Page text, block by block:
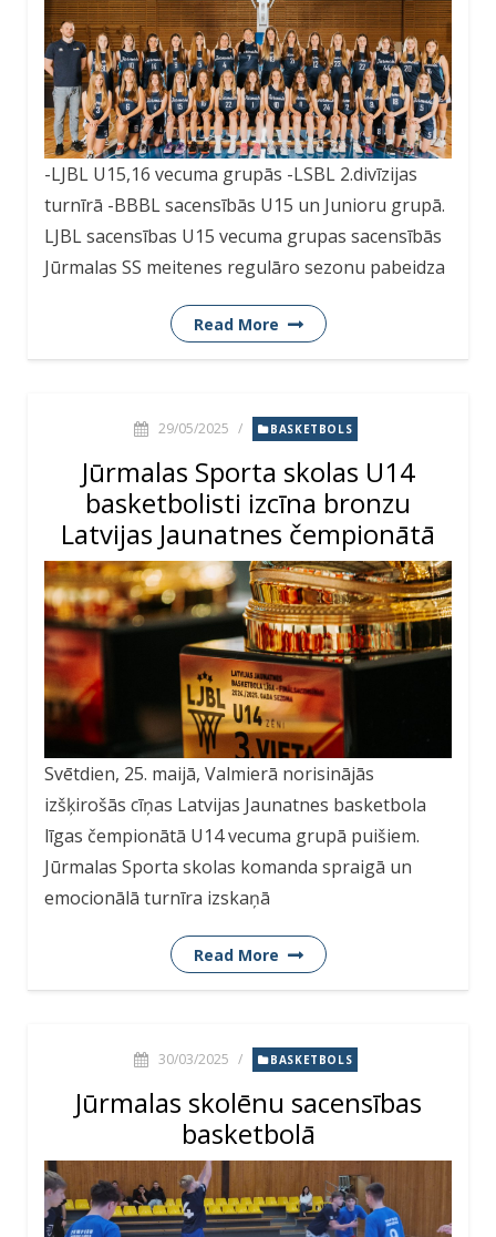
-LJBL U15,16 vecuma grupās -LSBL 2.divīzijas
turnīrā -BBBL sacensībās U15 un Junioru grupā.
LJBL sacensības U15 vecuma grupas sacensībās
Jūrmalas SS meitenes regulāro sezonu pabeidza
Read More
29/05/2025 / BASKETBOLS
Jūrmalas Sporta skolas U14
basketbolisti izcīna bronzu
Latvijas Jaunatnes čempionātā
Svētdien, 25. maijā, Valmierā norisinājās
izšķirošās cīņas Latvijas Jaunatnes basketbola
līgas čempionātā U14 vecuma grupā puišiem.
Jūrmalas Sporta skolas komanda spraigā un
emocionālā turnīra izskaņā
Read More
30/03/2025 / BASKETBOLS
Jūrmalas skolēnu sacensības
basketbolā